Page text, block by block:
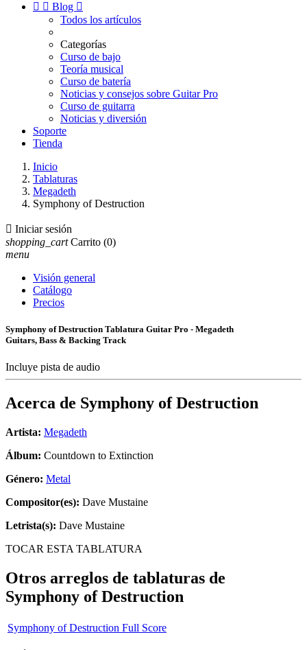
  Blog 
Todos los artículos
Categorías
Curso de bajo
Teoría musical
Curso de batería
Noticias y consejos sobre Guitar Pro
Curso de guitarra
Noticias y diversión
Soporte
Tienda
Inicio
Tablaturas
Megadeth
Symphony of Destruction
 Iniciar sesión
shopping_cart Carrito (0)
menu
Visión general
Catálogo
Precios
Symphony of Destruction Tablatura Guitar Pro - Megadeth
Guitars, Bass & Backing Track
Incluye pista de audio
Acerca de Symphony of Destruction
Artista: Megadeth
Álbum: Countdown to Extinction
Género: Metal
Compositor(es): Dave Mustaine
Letrista(s): Dave Mustaine
TOCAR ESTA TABLATURA
Otros arreglos de tablaturas de
Symphony of Destruction
Symphony of Destruction Full Score